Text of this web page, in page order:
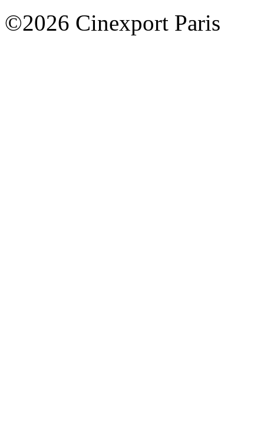
©2026 Cinexport Paris